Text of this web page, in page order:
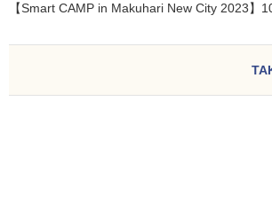
【Smart CAMP in Makuhari New City 2023】